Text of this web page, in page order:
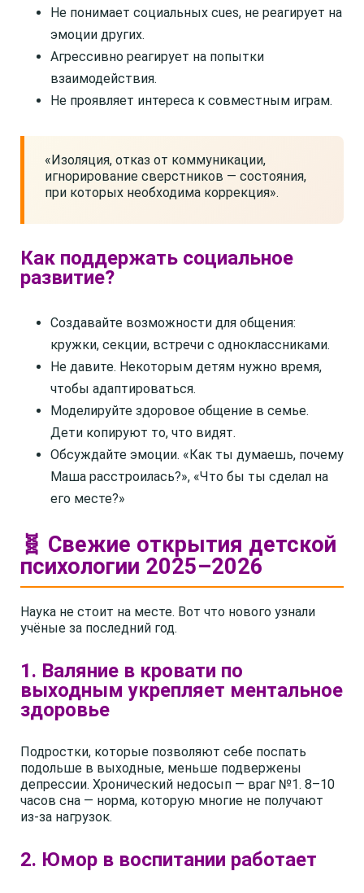
Не понимает социальных cues, не реагирует на
эмоции других.
Агрессивно реагирует на попытки
взаимодействия.
Не проявляет интереса к совместным играм.
«Изоляция, отказ от коммуникации,
игнорирование сверстников — состояния,
при которых необходима коррекция».
Как поддержать социальное
развитие?
Создавайте возможности для общения:
кружки, секции, встречи с одноклассниками.
Не давите. Некоторым детям нужно время,
чтобы адаптироваться.
Моделируйте здоровое общение в семье.
Дети копируют то, что видят.
Обсуждайте эмоции. «Как ты думаешь, почему
Маша расстроилась?», «Что бы ты сделал на
его месте?»
🧬 Свежие открытия детской
психологии 2025–2026
Наука не стоит на месте. Вот что нового узнали
учёные за последний год.
1. Валяние в кровати по
выходным укрепляет ментальное
здоровье
Подростки, которые позволяют себе поспать
подольше в выходные, меньше подвержены
депрессии. Хронический недосып — враг №1. 8–10
часов сна — норма, которую многие не получают
из-за нагрузок.
2. Юмор в воспитании работает